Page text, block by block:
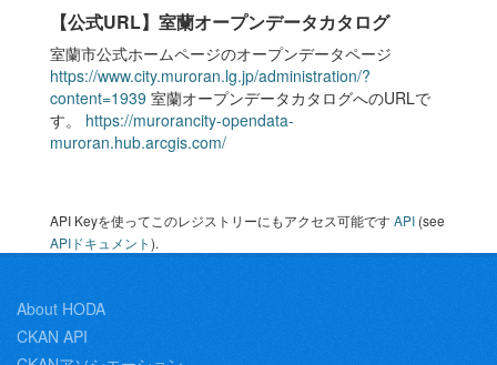
【公式URL】室蘭オープンデータカタログ
室蘭市公式ホームページのオープンデータページ
https://www.city.muroran.lg.jp/administration/?
content=1939 室蘭オープンデータカタログへのURLで
す。 https://murorancity-opendata-
muroran.hub.arcgis.com/
API Keyを使ってこのレジストリーにもアクセス可能ですAPI (see
APIドキュメント).
About HODA
CKAN API